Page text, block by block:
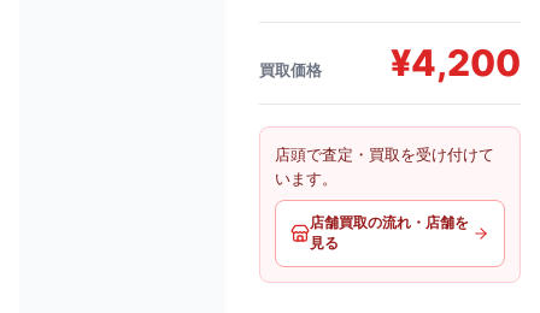
買取価格 ¥4,200
店頭で査定・買取を受け付けて
います。
店舗買取の流れ・店舗を
見る